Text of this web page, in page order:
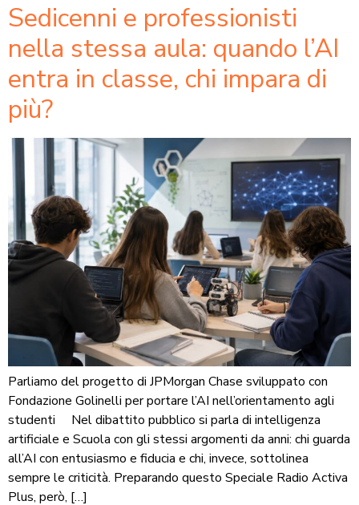
Sedicenni e professionisti
nella stessa aula: quando l’AI
entra in classe, chi impara di
più?
Parliamo del progetto di JPMorgan Chase sviluppato con
Fondazione Golinelli per portare l’AI nell’orientamento agli
studenti Nel dibattito pubblico si parla di intelligenza
artificiale e Scuola con gli stessi argomenti da anni: chi guarda
all’AI con entusiasmo e fiducia e chi, invece, sottolinea
sempre le criticità. Preparando questo Speciale Radio Activa
Plus, però, […]